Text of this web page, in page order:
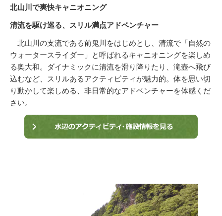
北山川で爽快キャニオニング
清流を駆け巡る、スリル満点アドベンチャー
北山川の支流である前鬼川をはじめとし、清流で「自然の
ウォータースライダー」と呼ばれるキャニオニングを楽しめ
る奥大和。ダイナミックに清流を滑り降りたり、滝壺へ飛び
込むなど、スリルあるアクティビティが魅力的。体を思い切
り動かして楽しめる、非日常的なアドベンチャーを体感くだ
さい。